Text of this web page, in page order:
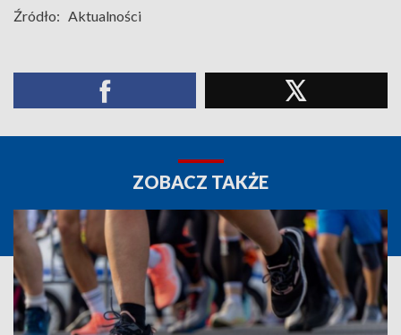
Źródło: Aktualności
ZOBACZ TAKŻE